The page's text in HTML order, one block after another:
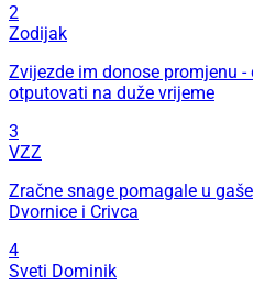
2
Zodijak
Zvijezde im donose promjenu
otputovati na duže vrijeme
3
VZZ
Zračne snage pomagale u
Dvornice i Crivca
4
Sveti Dominik